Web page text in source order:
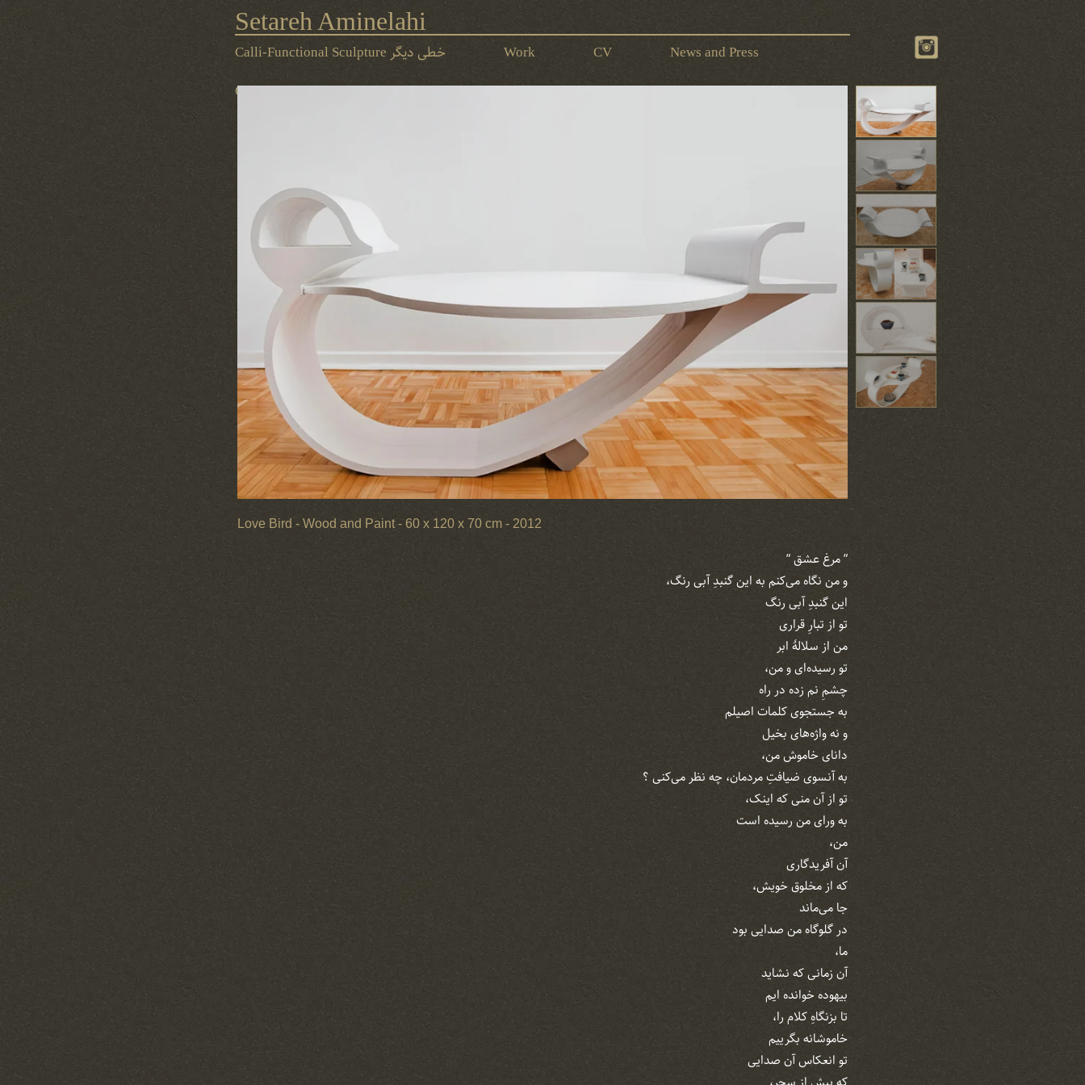
Setareh Aminelahi
Calli-Functional Sculpture خطی‌ دیگر Work CV News and Press
Contact
Love Bird - Wood and Paint - 60 x 120 x 70 cm - 2012
” مرغ عشق ”
و من نگاه می‌‌کنم به این گنبدِ آبی رنگ،
این گنبدِ آبی رنگ
تو از تبارِ قراری
من از سلالهٔ ابر
تو رسیده‌ای و من،
چشمِ نم زده در راه
به جستجوی کلمات اصیلم
و نه واژه‌های بخیل
دانای خاموش من،
به آنسوی ضیافتِ مردمان، چه نظر می‌‌کنی‌ ؟
تو از آن منی که اینک،
به ورای من رسیده است
من،
آن آفریدگاری
که از مخلوق خویش،
جا می‌‌ماند
در گلوگاه من صدایی بود
ما،
آن زمانی‌ که نشاید
بیهوده خوانده ایم
تا بزنگاهِ کلام را،
خاموشانه بگرییم
تو انعکاس آن صدایی